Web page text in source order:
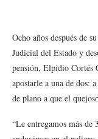
Ocho años después de
Judicial del Estado y
pensión, Elpidio Cortés
apostarle a una de dos:
de plano a que el
“Le entregamos más